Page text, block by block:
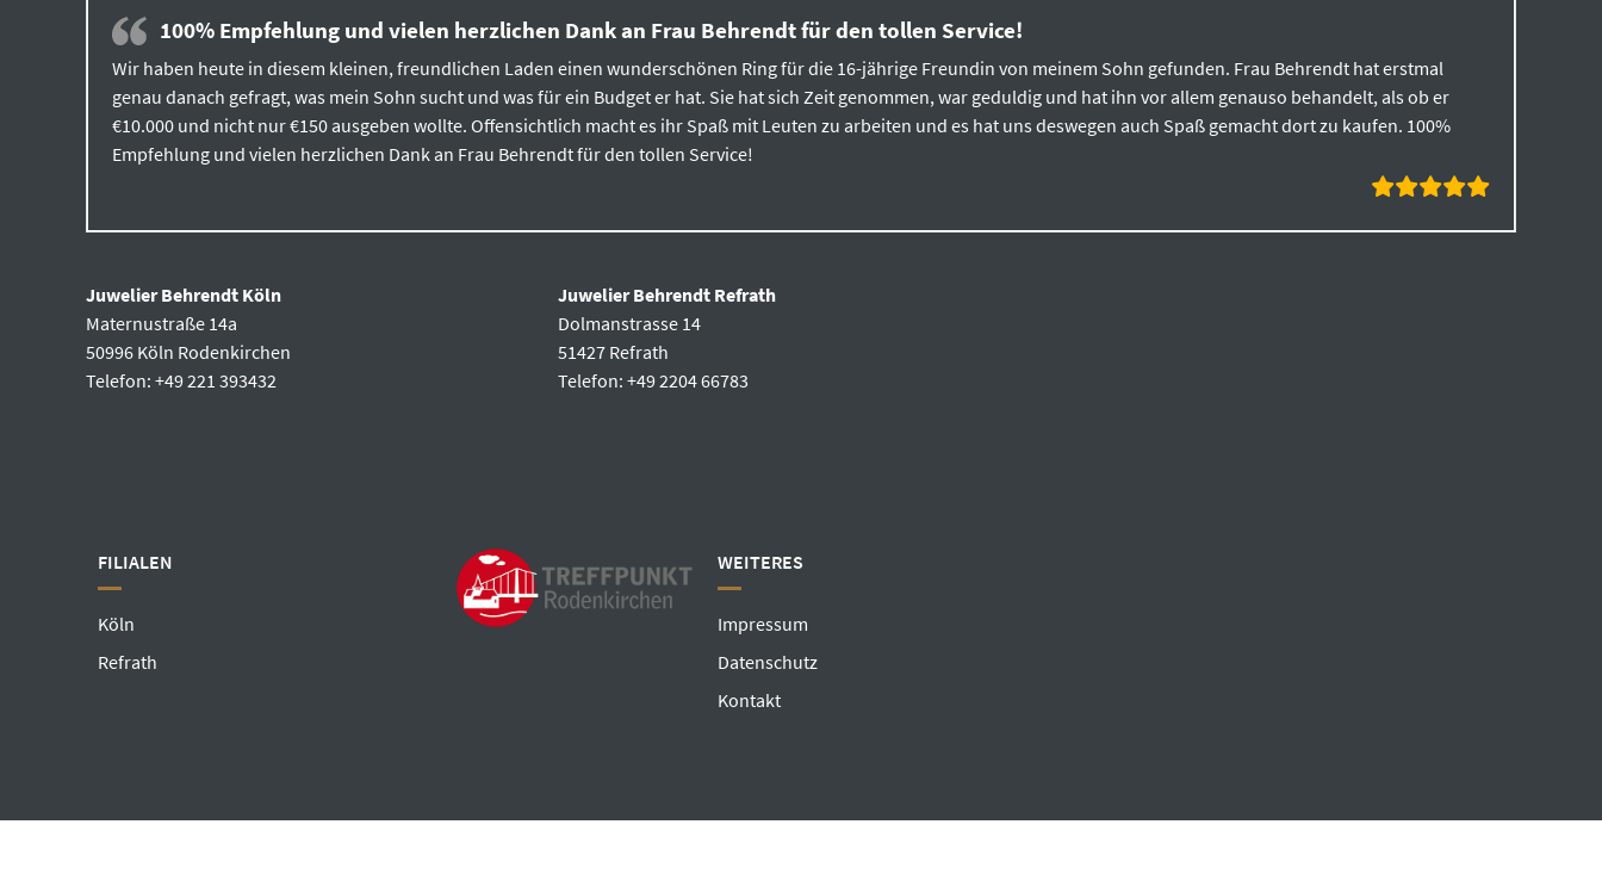
100% Empfehlung und vielen herzlichen Dank an Frau Behrendt für den tollen Service!
Wir haben heute in diesem kleinen, freundlichen Laden einen wunderschönen Ring für die 16-jährige Freundin von meinem Sohn gefunden. Frau Behrendt hat erstmal
genau danach gefragt, was mein Sohn sucht und was für ein Budget er hat. Sie hat sich Zeit genommen, war geduldig und hat ihn vor allem genauso behandelt, als ob er
€10.000 und nicht nur €150 ausgeben wollte. Offensichtlich macht es ihr Spaß mit Leuten zu arbeiten und es hat uns deswegen auch Spaß gemacht dort zu kaufen. 100%
Empfehlung und vielen herzlichen Dank an Frau Behrendt für den tollen Service!
Juwelier Behrendt Köln
Maternustraße 14a
50996 Köln Rodenkirchen
Telefon: +49 221 393432
Juwelier Behrendt Refrath
Dolmanstrasse 14
51427 Refrath
Telefon: +49 2204 66783
FILIALEN
Köln
Refrath
WEITERES
Impressum
Datenschutz
Kontakt